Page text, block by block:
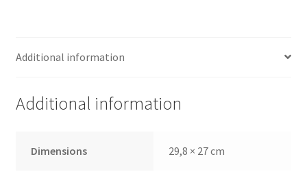
Additional information
Additional information
Dimensions 29,8 × 27 cm